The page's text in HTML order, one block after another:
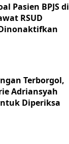
Pasien BPJS di
RSUD
Terborgol,
Adriansyah
Diperiksa